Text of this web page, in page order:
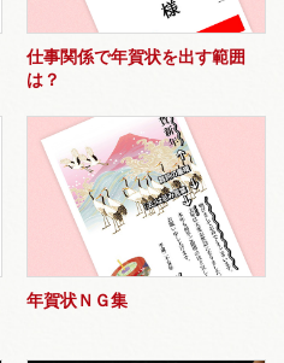
仕事関係で年賀状を出す範囲
は？
年賀状ＮＧ集